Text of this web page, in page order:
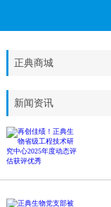
正典商城
新闻资讯